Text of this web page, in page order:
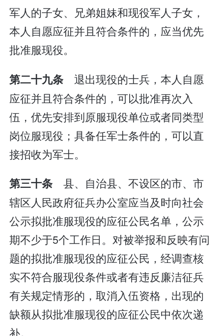
军人的子女、兄弟姐妹和现役军人子女，
本人自愿应征并且符合条件的，应当优先
批准服现役。
第二十九条 退出现役的士兵，本人自愿
应征并且符合条件的，可以批准再次入
伍，优先安排到原服现役单位或者同类型
岗位服现役；具备任军士条件的，可以直
接招收为军士。
第三十条 县、自治县、不设区的市、市
辖区人民政府征兵办公室应当及时向社会
公示拟批准服现役的应征公民名单，公示
期不少于5个工作日。对被举报和反映有问
题的拟批准服现役的应征公民，经调查核
实不符合服现役条件或者有违反廉洁征兵
有关规定情形的，取消入伍资格，出现的
缺额从拟批准服现役的应征公民中依次递
补。